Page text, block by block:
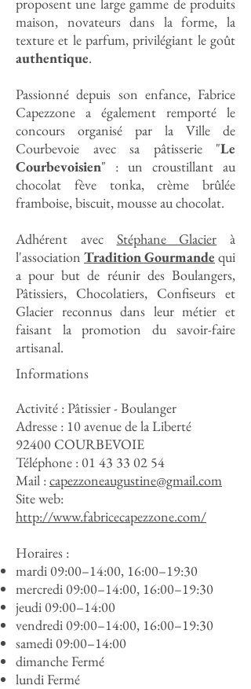
maison, novateurs dans la forme, la
texture et le parfum, privilégiant le goût
authentique.
Passionné depuis son enfance, Fabrice
Capezzone a également remporté le
concours organisé par la Ville de
Courbevoie avec sa pâtisserie "Le
Courbevoisien" : un croustillant au
chocolat fève tonka, crème brûlée
framboise, biscuit, mousse au chocolat.
Adhérent avec Stéphane Glacier à
l'association Tradition Gourmande qui
a pour but de réunir des Boulangers,
Pâtissiers, Chocolatiers, Confiseurs et
Glacier reconnus dans leur métier et
faisant la promotion du savoir-faire
artisanal.
Informations
Activité : Pâtissier - Boulanger
Adresse : 10 avenue de la Liberté
92400 COURBEVOIE
Téléphone :01 43 33 02 54
Mail :capezzoneaugustine@gmail.com
Site web:
http://www.fabricecapezzone.com/
Horaires :
mardi 09:00–14:00, 16:00–19:30
mercredi 09:00–14:00, 16:00–19:30
jeudi 09:00–14:00
vendredi 09:00–14:00, 16:00–19:30
samedi 09:00–14:00
dimanche Fermé
lundi Fermé